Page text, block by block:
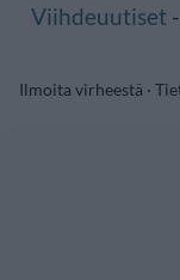
Viihdeuutiset
Ilmoita virheestä ·